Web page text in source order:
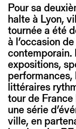
Pour sa
halte à Lyon,
tournée a été
à l’occasion
expositions,
littéraires
tour de
une série
ville, en